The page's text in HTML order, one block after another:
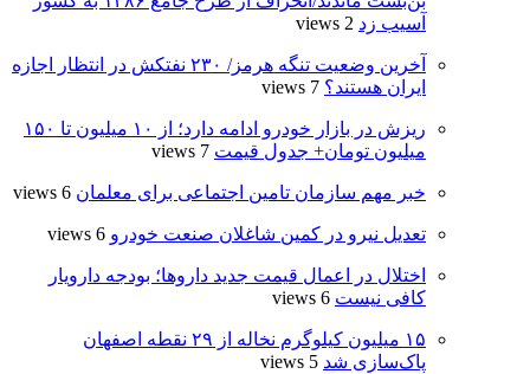
آسیب زد 2 views
آخرین وضعیت تنگه هرمز/ ۲۳۰ نفتکش در انتظار اجازه
ایران هستند؟ 7 views
ریزش در بازار خودرو ادامه دارد؛ از ۱۰ میلیون تا ۱۵۰
میلیون تومان+ جدول قیمت 7 views
خبر مهم سازمان تامین اجتماعی برای معلمان 6 views
تعدیل نیرو در کمین شاغلان صنعت خودرو 6 views
اختلال در اعمال قیمت‌ جدید داروها؛ بودجه دارویار
کافی نیست 6 views
۱۵ میلیون کیلوگرم نخاله از ۲۹ نقطه اصفهان
پاک‌سازی شد 5 views